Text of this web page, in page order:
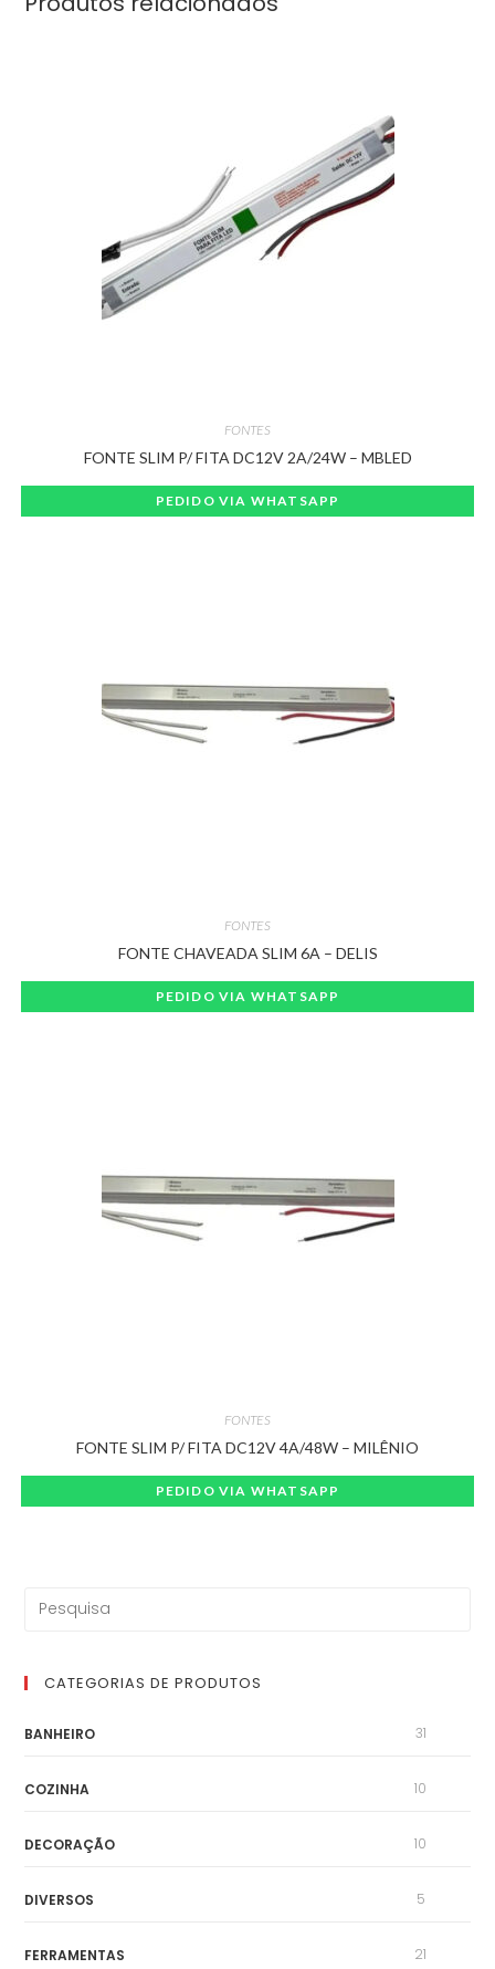
FONTES
FONTE SLIM P/ FITA DC12V 2A/24W – MBLED
PEDIDO VIA WHATSAPP
FONTES
FONTE CHAVEADA SLIM 6A – DELIS
PEDIDO VIA WHATSAPP
FONTES
FONTE SLIM P/ FITA DC12V 4A/48W – MILÊNIO
PEDIDO VIA WHATSAPP
CATEGORIAS DE PRODUTOS
BANHEIRO 31
COZINHA 10
DECORAÇÃO 10
DIVERSOS 5
FERRAMENTAS 21